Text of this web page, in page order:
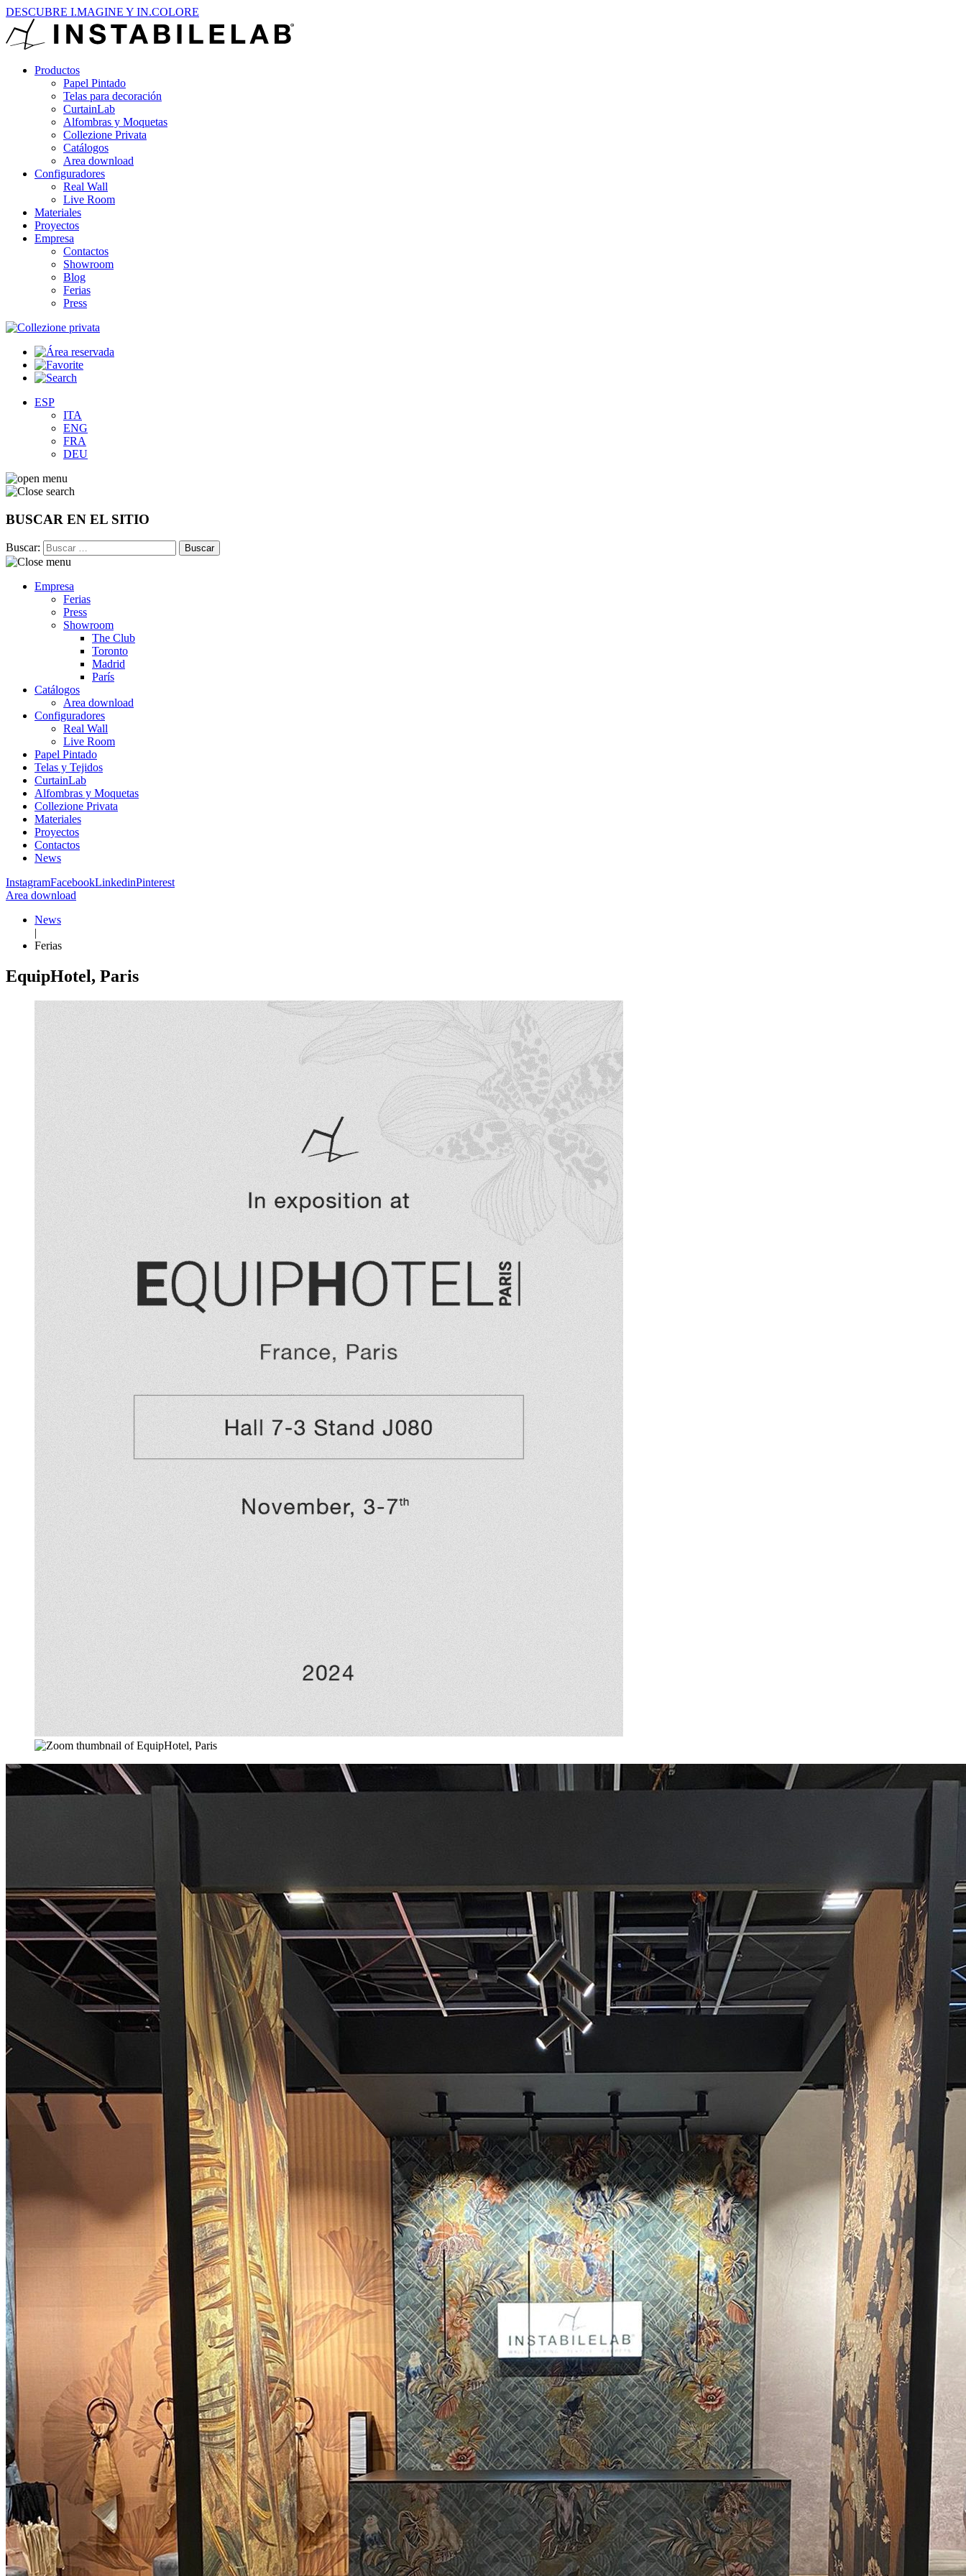
DESCUBRE I.MAGINE Y IN.COLORE
Productos
Papel Pintado
Telas para decoración
CurtainLab
Alfombras y Moquetas
Collezione Privata
Catálogos
Area download
Configuradores
Real Wall
Live Room
Materiales
Proyectos
Empresa
Contactos
Showroom
Blog
Ferias
Press
ESP
ITA
ENG
FRA
DEU
BUSCAR EN EL SITIO
Buscar:
Empresa
Ferias
Press
Showroom
The Club
Toronto
Madrid
París
Catálogos
Area download
Configuradores
Real Wall
Live Room
Papel Pintado
Telas y Tejidos
CurtainLab
Alfombras y Moquetas
Collezione Privata
Materiales
Proyectos
Contactos
News
InstagramFacebookLinkedinPinterest
Area download
News
|
Ferias
EquipHotel, Paris